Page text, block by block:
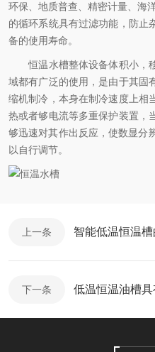
环保、地质普查、精密计量、海
的循环系统具有过滤功能，防止
备的使用寿命。
恒温水槽整体设备体积小，
域都有广泛的使用，是由于其固
缩机制冷，本身在制冷速度上相
热或者够电流等多重保护装置，
够迅速对其作出反应，使数显分
以自行调节。
上一条
下一条